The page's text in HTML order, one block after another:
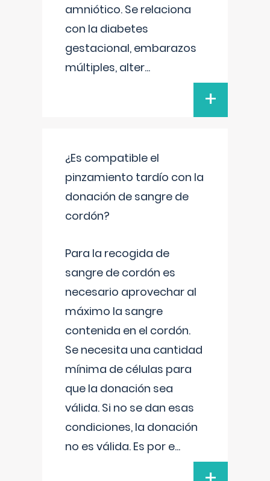
amniótico. Se relaciona
con la diabetes
gestacional, embarazos
múltiples, alter...
+
¿Es compatible el
pinzamiento tardío con la
donación de sangre de
cordón?
Para la recogida de
sangre de cordón es
necesario aprovechar al
máximo la sangre
contenida en el cordón.
Se necesita una cantidad
mínima de células para
que la donación sea
válida. Si no se dan esas
condiciones, la donación
no es válida. Es por e...